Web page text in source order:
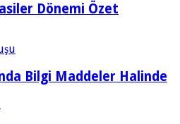
Dönemi Özet
Bilgi Maddeler Halinde